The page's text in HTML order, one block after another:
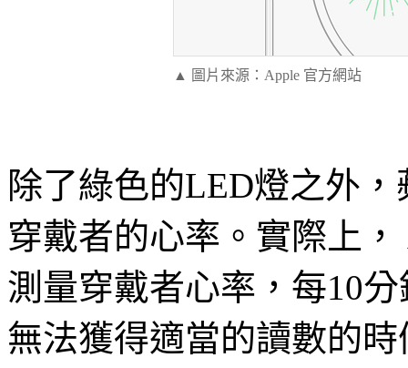
▲ 圖片來源：Apple 官方網站
除了綠色的LED燈之外
穿戴者的心率。實際上
測量穿戴者心率，每10
無法獲得適當的讀數的